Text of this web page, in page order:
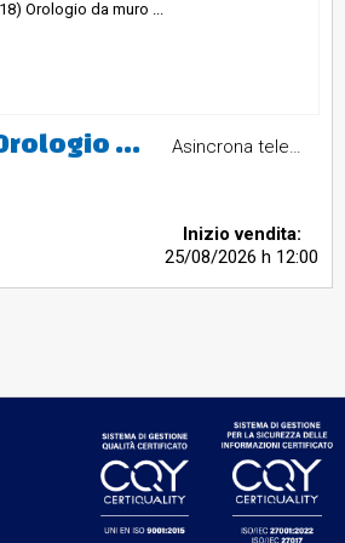
(Lotto n.18) Orologio da muro Fratelli Solari mod. OPR/S2 n. 2660 anno 03/63 vintage Asincrona telematica
Inizio vendita:
25/08/2026h 12:00